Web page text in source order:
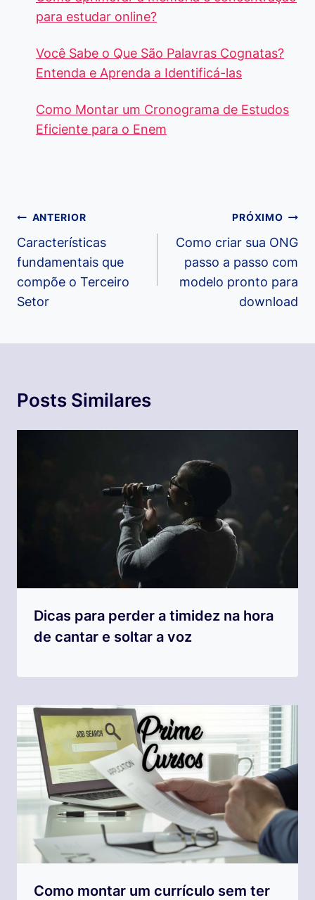
para estudar online?
Você Sabe o Que São Palavras Cognatas?
Entenda e Aprenda a Identificá-las
Como Montar um Cronograma de Estudos
Eficiente para o Enem
Navegação
de
Post
ANTERIOR
Características
fundamentais que
compõe o Terceiro
Setor
PRÓXIMO
Como criar sua ONG
passo a passo com
modelo pronto para
download
Posts Similares
Dicas para perder a timidez na hora
de cantar e soltar a voz
Como montar um currículo sem ter